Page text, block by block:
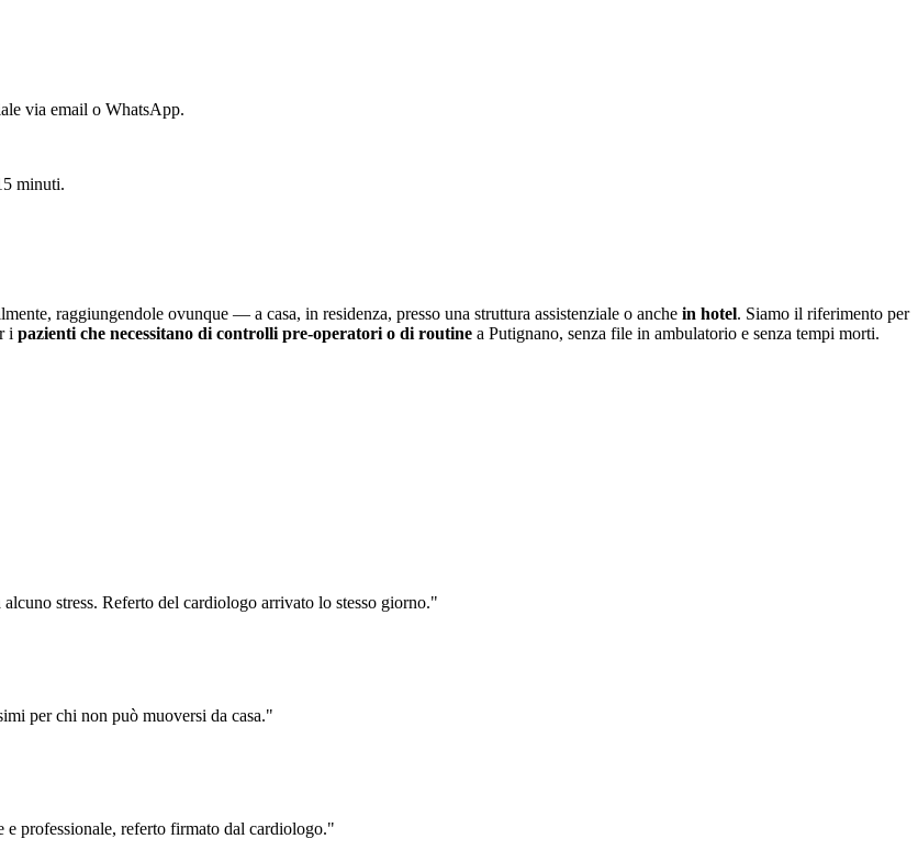
via email o WhatsApp.
minuti.
raggiungendole ovunque — a casa, in residenza, presso una struttura assistenziale o anche in hotel. Siamo il riferimento per
i pazienti che necessitano di controlli pre-operatori o di routine a Putignano, senza file in ambulatorio e senza tempi morti.
stress. Referto del cardiologo arrivato lo stesso giorno."
per chi non può muoversi da casa."
e professionale, referto firmato dal cardiologo."